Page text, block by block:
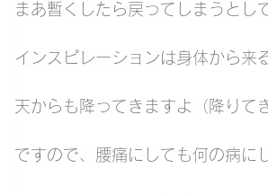
まあ暫くしたら戻ってしまうとし
インスピレーションは身体から来
天からも降ってきますよ（降りて
ですので、腰痛にしても何の病に